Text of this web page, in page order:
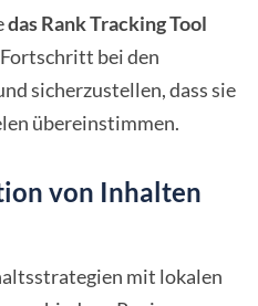
das Rank Tracking Tool
Fortschritt bei den
sicherzustellen, dass sie
übereinstimmen.
von Inhalten
mit lokalen